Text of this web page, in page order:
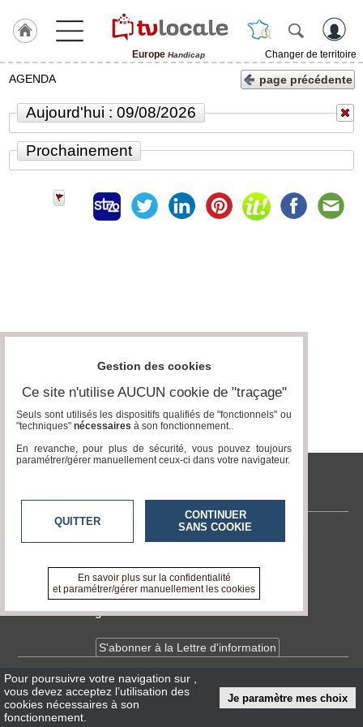
Europe Handicap
Changer de territoire
J'adhère
ACCUEIL
Europe
Gazette
Médias
groupe
Blogs
Prémium
annuaire
Accès
AGENDA page précédente
Aujourd'hui : 09/08/2026
Prochainement
tvlocale.fr
Contactez-nous
A propos de tvlocale.fr
Devenir délégué
S'abonner à la Lettre d'information
InfosCNIL/RGPD
Conditions Générales d'Utilisation
Pour poursuivre votre navigation sur
vous devez acceptez l’utilisation des
cookies nécessaires à son
fonctionnement.
Je paramètre mes choix
Gestion des cookies
Ce site n'utilise AUCUN cookie de "traçage"
Seuls sont utilisés les dispositifs qualifiés de "fonctionnels" ou
"techniques" nécessaires à son fonctionnement..
En revanche, pour plus de sécurité, vous pouvez toujours
paramétrer/gérer manuellement ceux-ci dans votre navigateur.
QUITTER
CONTINUER
SANS COOKIE
En savoir plus sur la confidentialité
et paramétrer/gérer manuellement les cookies